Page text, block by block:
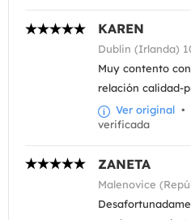
KAREN
Dublin (Irlanda)
Muy contento
relación calidad-
Ver original •
verificada
ZANETA
Malenovice